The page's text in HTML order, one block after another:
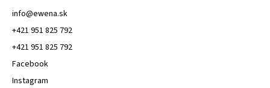
info@ewena.sk
+421 951 825 792
+421 951 825 792
Facebook
Instagram